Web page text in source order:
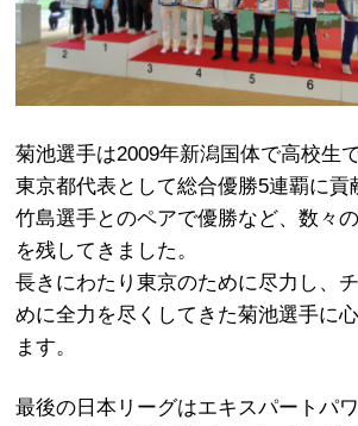
菊池選手は2009年新潟国体で高校生
東京都代表として総合優勝5連覇に貢
竹島選手とのペアで優勝など、数々
を残してきました。
長きにわたり東京のために尽力し、
めに全力を尽くしてきた菊池選手に
ます。
最後の日本リーグはエキスパートパ